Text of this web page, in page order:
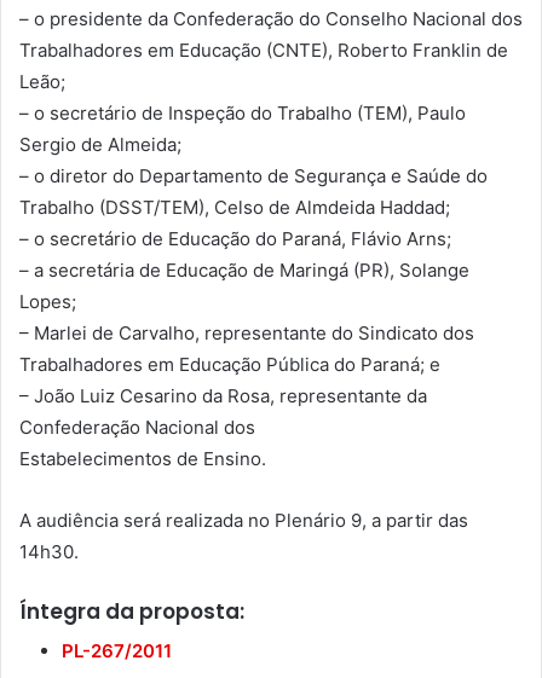
– o presidente da Confederação do Conselho Nacional dos
Trabalhadores em Educação (CNTE), Roberto Franklin de
Leão;
– o secretário de Inspeção do Trabalho (TEM), Paulo
Sergio de Almeida;
– o diretor do Departamento de Segurança e Saúde do
Trabalho (DSST/TEM), Celso de Almdeida Haddad;
– o secretário de Educação do Paraná, Flávio Arns;
– a secretária de Educação de Maringá (PR), Solange
Lopes;
– Marlei de Carvalho, representante do Sindicato dos
Trabalhadores em Educação Pública do Paraná; e
– João Luiz Cesarino da Rosa, representante da
Confederação Nacional dos
Estabelecimentos de Ensino.
A audiência será realizada no Plenário 9, a partir das
14h30.
Íntegra da proposta:
PL-267/2011